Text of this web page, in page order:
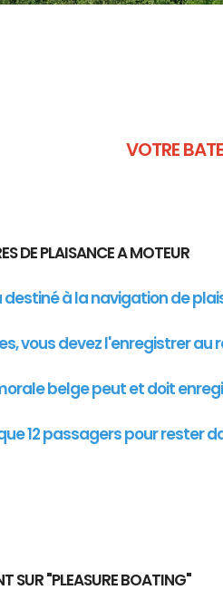
VOTRE
DE PLAISANCE A MOTEUR
à la navigation de
vous devez l'enregistrer
belge peut et doit
12 passagers pour rester
SUR "PLEASURE BOATING"